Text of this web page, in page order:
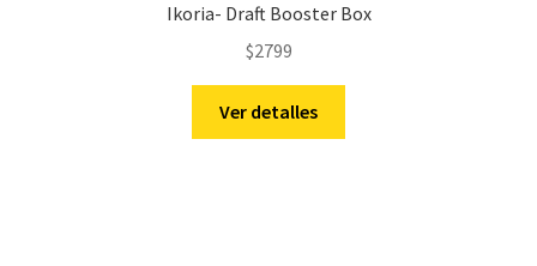
Ikoria- Draft Booster Box
$2799
Ver detalles